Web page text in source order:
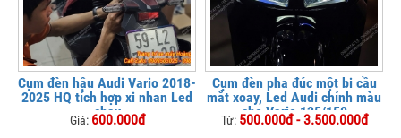
Cụm đèn hậu Audi Vario 2018-
2025 HQ tích hợp xi nhan Led
chạy
Giá: 600.000đ
Cụm đèn pha đúc một bi cầu
mắt xoay, Led Audi chỉnh màu
cho Vario 125/150
Từ: 500.000đ - 3.500.000đ